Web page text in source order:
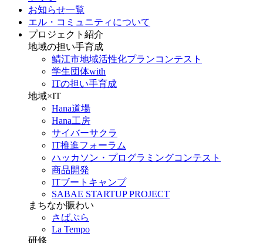
お知らせ一覧
エル・コミュニティについて
プロジェクト紹介
地域の担い手育成
鯖江市地域活性化プランコンテスト
学生団体with
ITの担い手育成
地域×IT
Hana道場
Hana工房
サイバーサクラ
IT推進フォーラム
ハッカソン・プログラミングコンテスト
商品開発
ITブートキャンプ
SABAE STARTUP PROJECT
まちなか賑わい
さばぷら
La Tempo
研修